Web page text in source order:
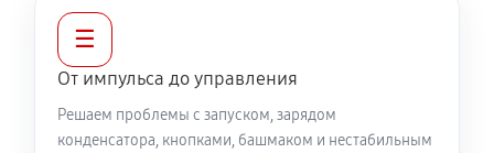
☰
От импульса до управления
Решаем проблемы с запуском, зарядом
конденсатора, кнопками, башмаком и нестабильным